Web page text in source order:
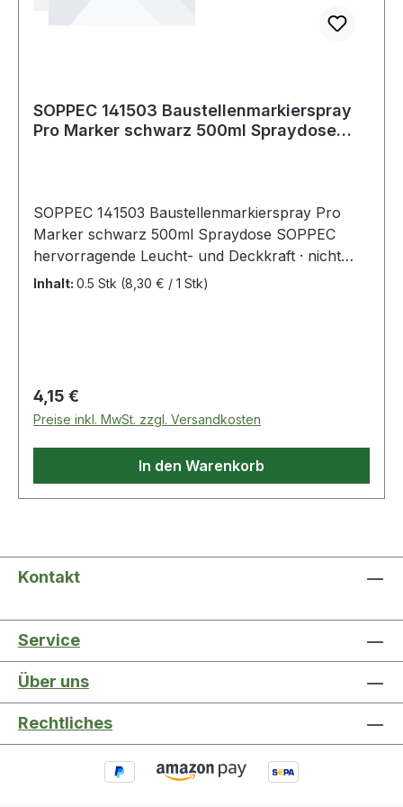
SOPPEC 141503 Baustellenmarkierspray
Pro Marker schwarz 500ml Spraydose
SOPPEC 141503 Baustellenmarkierspray Pro
Marker schwarz 500ml Spraydose SOPPEC
hervorragende Leucht- und Deckkraft · nicht
fluoreszierend · anwendbar für Markierungen
Inhalt: 0.5 Stk (8,30 € / 1 Stk)
Regulärer Preis:
4,15 €
Preise inkl. MwSt. zzgl. Versandkosten
In den Warenkorb
Kontakt
Service
Über uns
Rechtliches